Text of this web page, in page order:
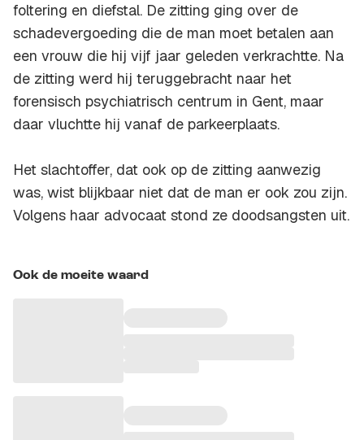
foltering en diefstal. De zitting ging over de
schadevergoeding die de man moet betalen aan
een vrouw die hij vijf jaar geleden verkrachtte. Na
de zitting werd hij teruggebracht naar het
forensisch psychiatrisch centrum in Gent, maar
daar vluchtte hij vanaf de parkeerplaats.
Het slachtoffer, dat ook op de zitting aanwezig
was, wist blijkbaar niet dat de man er ook zou zijn.
Volgens haar advocaat stond ze doodsangsten uit.
Ook de moeite waard